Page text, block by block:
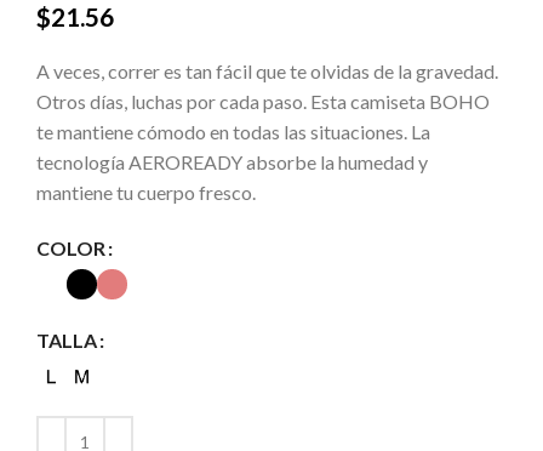
$21.56
A veces, correr es tan fácil que te olvidas de la gravedad.
Otros días, luchas por cada paso. Esta camiseta BOHO
te mantiene cómodo en todas las situaciones. La
tecnología AEROREADY absorbe la humedad y
mantiene tu cuerpo fresco.
COLOR
TALLA